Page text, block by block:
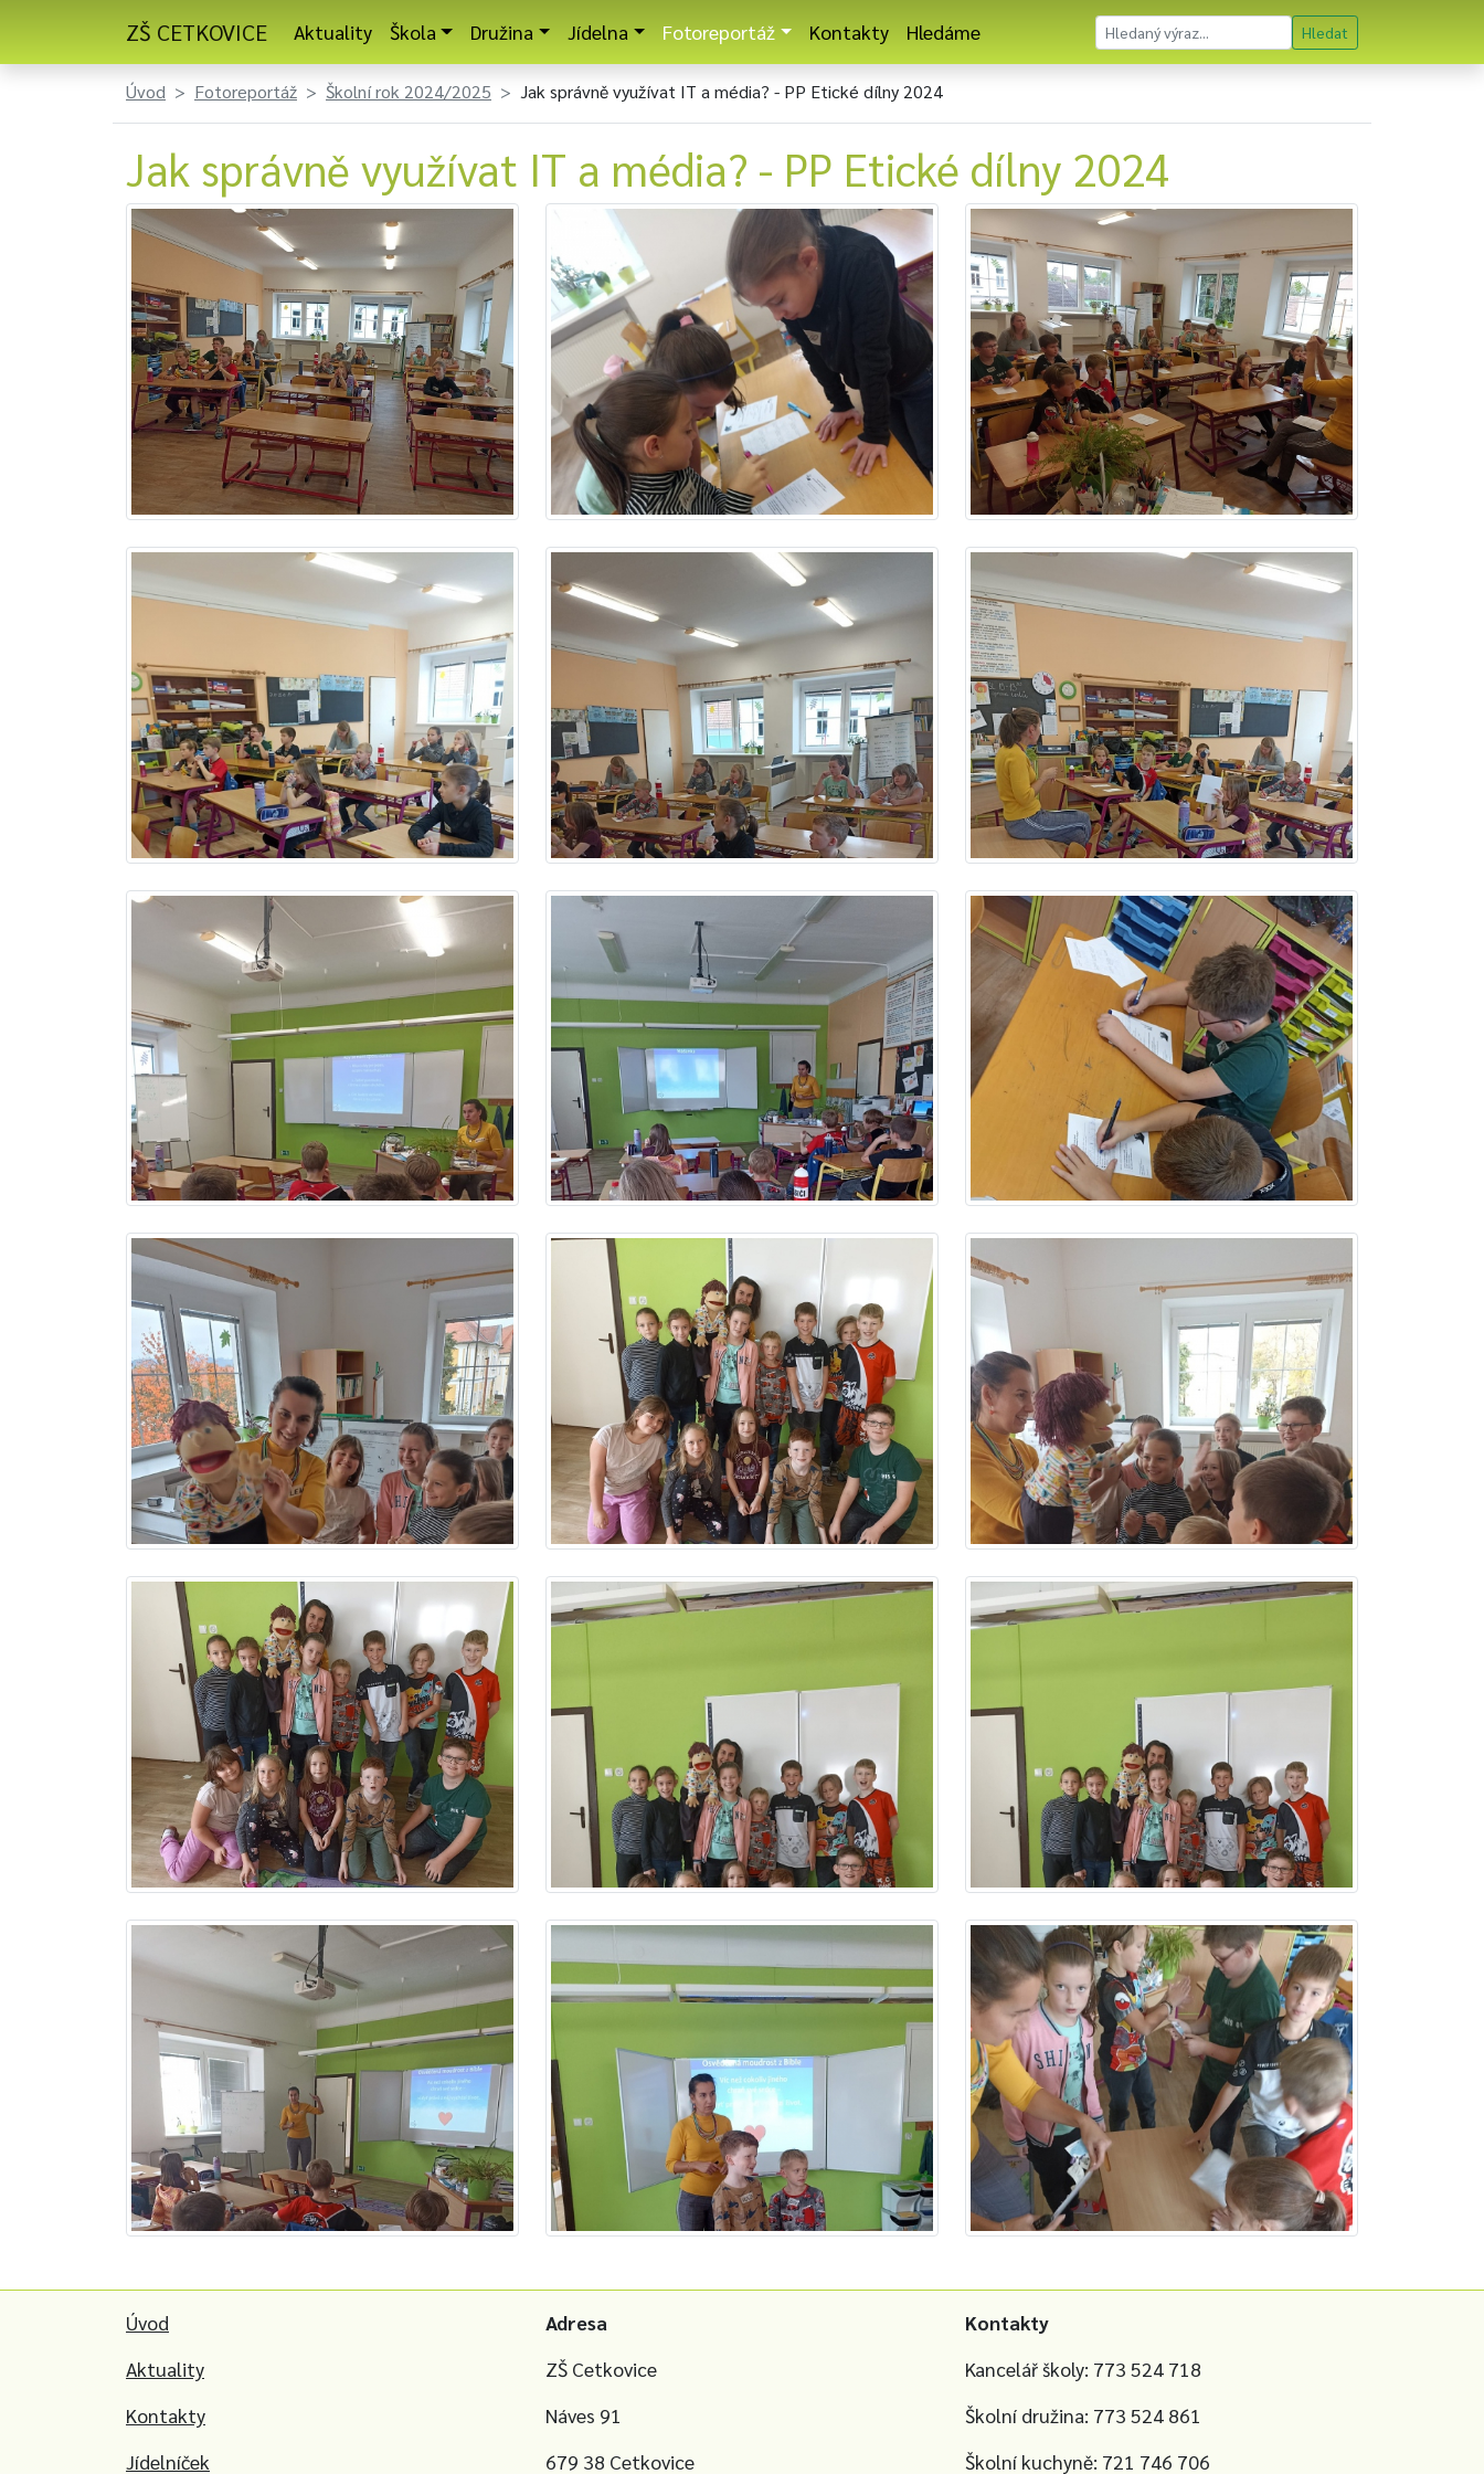
ZŠ CETKOVICE Aktuality Škola Družina Jídelna Fotoreportáž Kontakty Hledáme Hledat
Úvod Fotoreportáž Školní rok 2024/2025 Jak správně využívat IT a média? - PP Etické dílny 2024
Jak správně využívat IT a média? - PP Etické dílny 2024
Úvod
Aktuality
Kontakty
Jídelníček
Adresa
ZŠ Cetkovice
Náves 91
679 38 Cetkovice
Kontakty
Kancelář školy: 773 524 718
Školní družina: 773 524 861
Školní kuchyně: 721 746 706